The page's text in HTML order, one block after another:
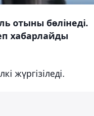
отыны бөлінеді.
хабарлайды
жүргізіледі.